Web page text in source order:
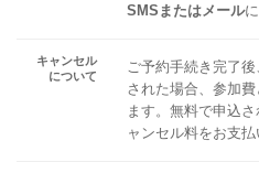
SMSまたはメール
キャンセル
について
ご予約手続き完了
された場合、参加
ます。無料で申込
ャンセル料をお支払